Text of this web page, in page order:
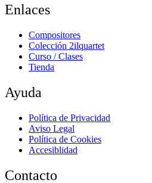
Enlaces
Compositores
Colección 2ilquartet
Curso / Clases
Tienda
Ayuda
Política de Privacidad
Aviso Legal
Política de Cookies
Accesiblidad
Contacto